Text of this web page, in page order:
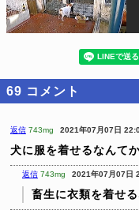
69 コメント
返信 743mg 2021年07月07日
犬に服を着せるなんて
返信 743mg 2021年07月07日
畜生に衣類を着せる